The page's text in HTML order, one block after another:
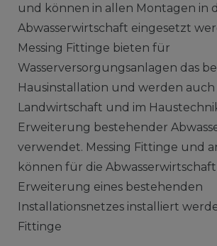
und können in allen Montagen in
Abwasserwirtschaft eingesetzt
Messing Fittinge bieten für
Wasserversorgungsanlagen das
Hausinstallation und werden auch
Landwirtschaft und im
Erweiterung bestehender
verwendet. Messing Fittinge und
können für die
Erweiterung eines bestehenden
Installationsnetzes installiert
Fittinge